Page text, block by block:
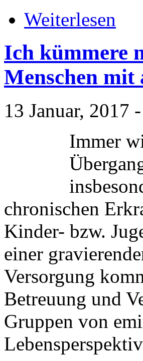
Weiterlesen
Ich kümmere
Menschen mit
13 Januar, 2017
Immer
chronischen
Kinder- bzw.
einer
Versorgung
Betreuung und
Gruppen von